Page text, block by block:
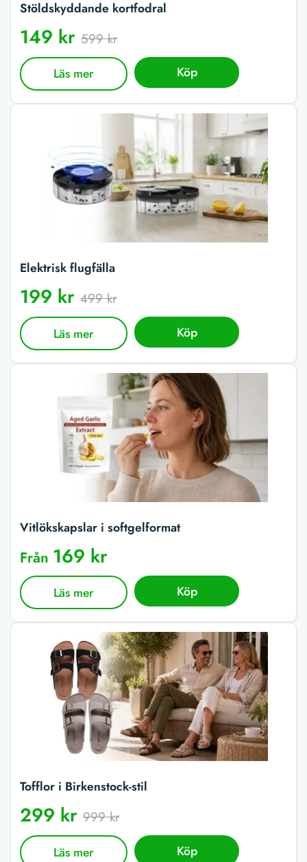
Stöldskyddande kortfodral
149 kr 599 kr
Läs mer Köp
Elektrisk flugfälla
199 kr 499 kr
Läs mer Köp
Vitlökskapslar i softgelformat
Från 169 kr
Läs mer Köp
Tofflor i Birkenstock-stil
299 kr 999 kr
Läs mer Köp